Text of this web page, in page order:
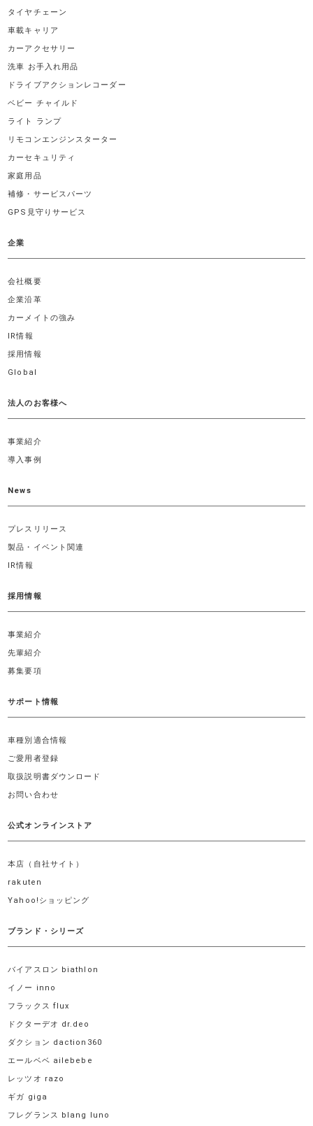
タイヤチェーン
車載キャリア
カーアクセサリー
洗車 お手入れ用品
ドライブアクションレコーダー
ベビー チャイルド
ライト ランプ
リモコンエンジンスターター
カーセキュリティ
家庭用品
補修・サービスパーツ
GPS見守りサービス
企業
会社概要
企業沿革
カーメイトの強み
IR情報
採用情報
Global
法人のお客様へ
事業紹介
導入事例
News
プレスリリース
製品・イベント関連
IR情報
採用情報
事業紹介
先輩紹介
募集要項
サポート情報
車種別適合情報
ご愛用者登録
取扱説明書ダウンロード
お問い合わせ
公式オンラインストア
本店（自社サイト）
rakuten
Yahoo!ショッピング
ブランド・シリーズ
バイアスロン biathlon
イノー inno
フラックス flux
ドクターデオ dr.deo
ダクション daction360
エールベベ ailebebe
レッツオ razo
ギガ giga
フレグランス blang luno